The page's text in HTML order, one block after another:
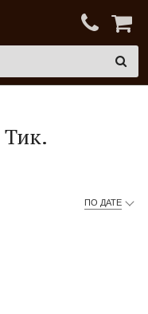
Тик.
ПО ДАТЕ